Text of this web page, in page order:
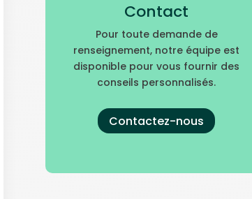
Contact
Pour toute demande de
renseignement, notre équipe est
disponible pour vous fournir des
conseils personnalisés.
Contactez-nous